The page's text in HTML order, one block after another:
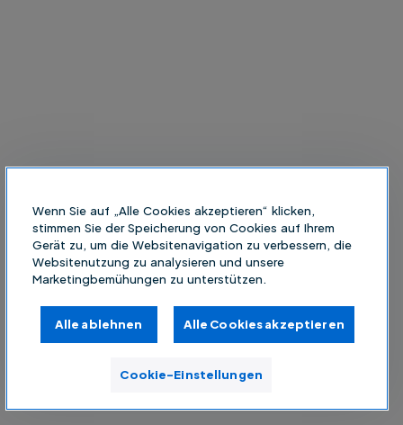
Wenn Sie auf „Alle Cookies akzeptieren“ klicken,
stimmen Sie der Speicherung von Cookies auf Ihrem
Gerät zu, um die Websitenavigation zu verbessern, die
Websitenutzung zu analysieren und unsere
Marketingbemühungen zu unterstützen.
Alle ablehnen Alle Cookies akzeptieren
Cookie-Einstellungen